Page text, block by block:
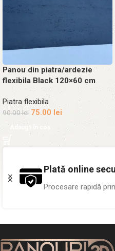
Panou din piatra/ardezie
flexibila Black 120×60 cm
Piatra flexibila
90.00lei 75.00 lei
Adaugă în coș
Plată online
Procesare rapidă